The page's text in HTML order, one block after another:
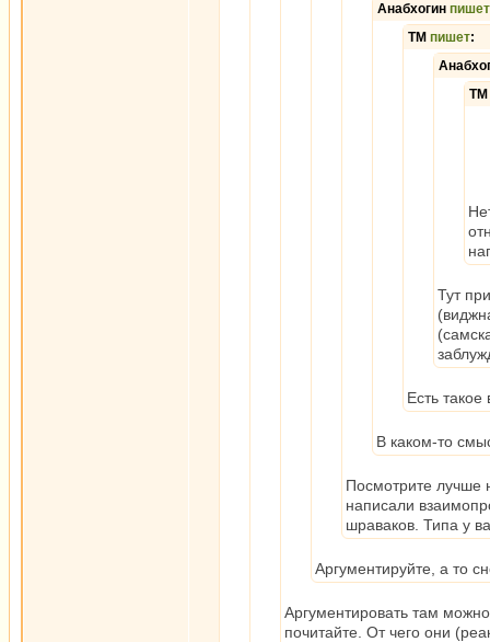
Анабхогин пишет
ТМ пишет:
ТМ
Тут
Есть
В каком-то
Посмотрите лучше
написали
шраваков. Типа у
Аргументируйте, а то
Аргументировать там
почитайте. От чего они